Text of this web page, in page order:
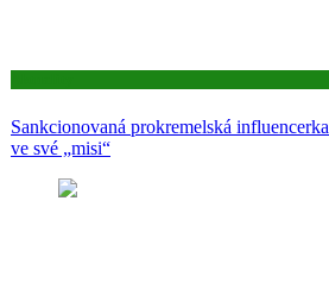
Sankcionovaná prokremelská
ve své „misi“